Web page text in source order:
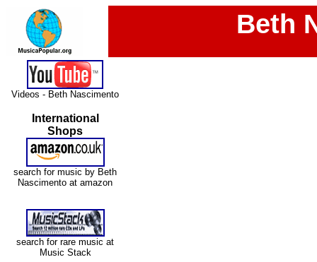
Beth
Videos - Beth Nascimento
International
Shops
search for music by Beth
Nascimento at amazon
search for rare music at
Music Stack